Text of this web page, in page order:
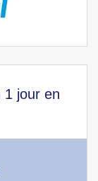
1 jour en